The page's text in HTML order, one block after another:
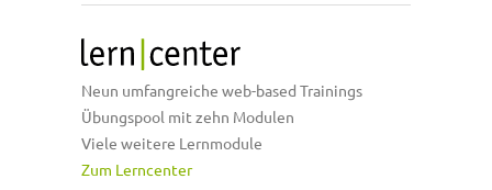
Neun umfangreiche web-based Trainings
Übungspool mit zehn Modulen
Viele weitere Lernmodule
Zum Lerncenter